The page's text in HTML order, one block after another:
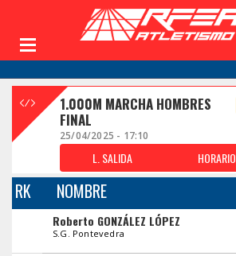
1.000M MARCHA HOMBRES
FINAL
25/04/2025 - 17:10
L. SALIDA HORARIO
RK NOMBRE
Roberto GONZÁLEZ LÓPEZ
S.G. Pontevedra